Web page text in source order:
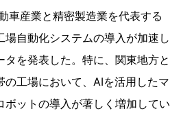
車産業と精密製造業を代表する
場自動化システムの導入が加速し
を発表した。特に、関東地方と
の工場において、AIを活用したマ
ボットの導入が著しく増加してい